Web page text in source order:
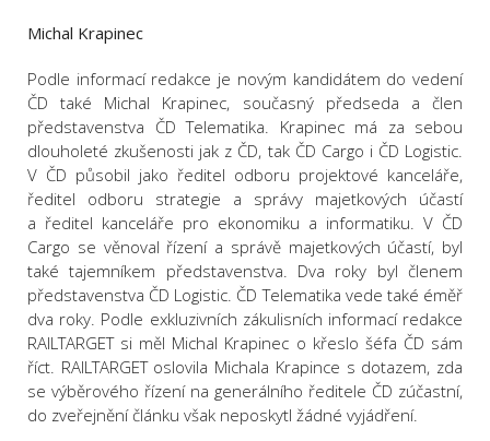
Michal Krapinec
Podle informací redakce je novým kandidátem do vedení
ČD také Michal Krapinec, současný předseda a člen
představenstva ČD Telematika. Krapinec má za sebou
dlouholeté zkušenosti jak z ČD, tak ČD Cargo i ČD Logistic.
V ČD působil jako ředitel odboru projektové kanceláře,
ředitel odboru strategie a správy majetkových účastí
a ředitel kanceláře pro ekonomiku a informatiku. V ČD
Cargo se věnoval řízení a správě majetkových účastí, byl
také tajemníkem představenstva. Dva roky byl členem
představenstva ČD Logistic. ČD Telematika vede také éměř
dva roky. Podle exkluzivních zákulisních informací redakce
RAILTARGET si měl Michal Krapinec o křeslo šéfa ČD sám
říct. RAILTARGET oslovila Michala Krapince s dotazem, zda
se výběrového řízení na generálního ředitele ČD zúčastní,
do zveřejnění článku však neposkytl žádné vyjádření.